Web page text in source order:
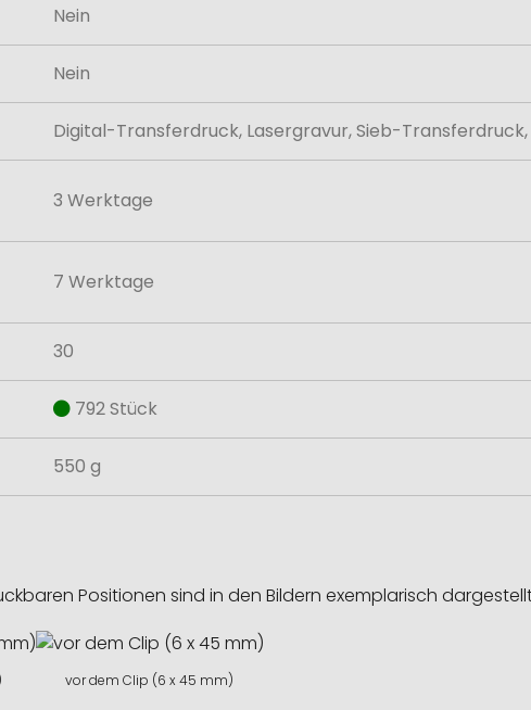
Nein
Nein
Digital-Transferdruck, Lasergravur, Sieb-
3 Werktage
7 Werktage
30
792 Stück
550 g
Positionen sind in den Bildern exemplarisch
vor dem Clip (6 x 45 mm)